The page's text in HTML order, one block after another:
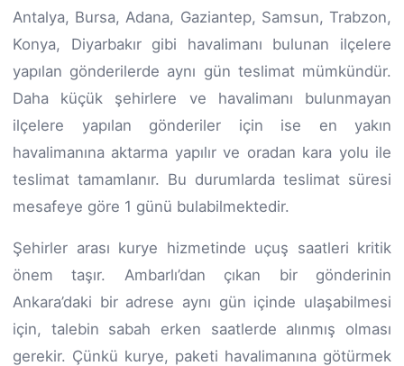
Antalya, Bursa, Adana, Gaziantep, Samsun, Trabzon,
Konya, Diyarbakır gibi havalimanı bulunan ilçelere
yapılan gönderilerde aynı gün teslimat mümkündür.
Daha küçük şehirlere ve havalimanı bulunmayan
ilçelere yapılan gönderiler için ise en yakın
havalimanına aktarma yapılır ve oradan kara yolu ile
teslimat tamamlanır. Bu durumlarda teslimat süresi
mesafeye göre 1 günü bulabilmektedir.
Şehirler arası kurye hizmetinde uçuş saatleri kritik
önem taşır. Ambarlı’dan çıkan bir gönderinin
Ankara’daki bir adrese aynı gün içinde ulaşabilmesi
için, talebin sabah erken saatlerde alınmış olması
gerekir. Çünkü kurye, paketi havalimanına götürmek